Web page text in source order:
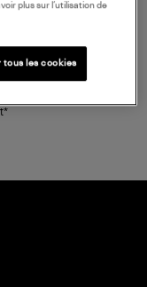
plus sur l’utilisation de
tous les cookies